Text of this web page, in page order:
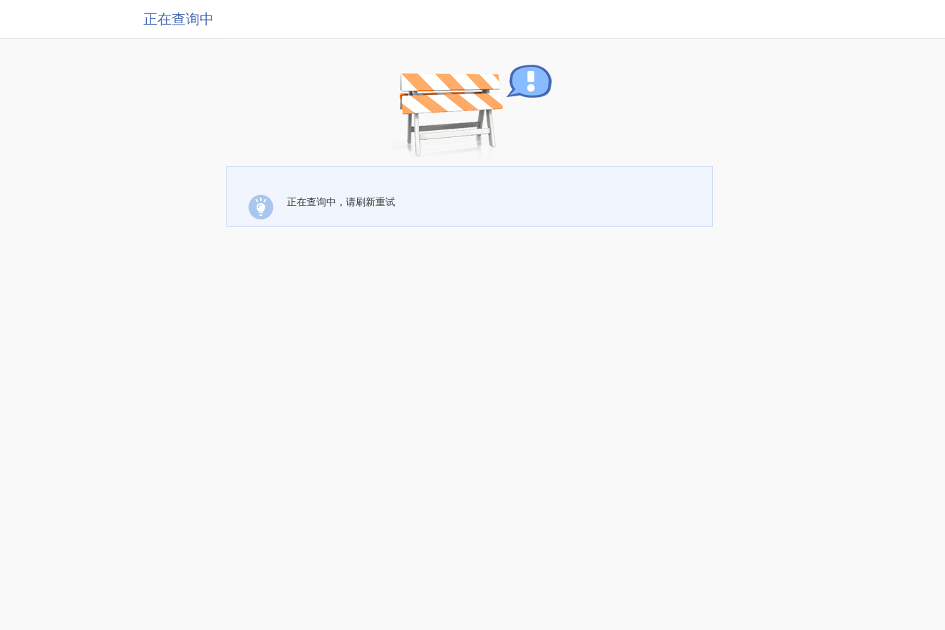
正在查询中
正在查询中，请刷新重试